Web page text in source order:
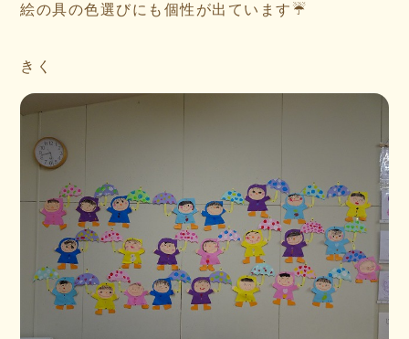
絵の具の色選びにも個性が出ています☔
きく